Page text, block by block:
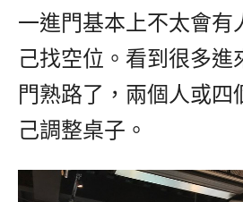
一進門基本上不太會有
己找空位。看到很多進
門熟路了，兩個人或四
己調整桌子。